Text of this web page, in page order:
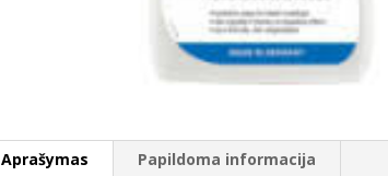
Aprašymas Papildoma informacija